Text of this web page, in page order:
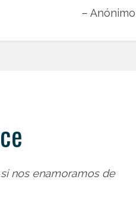
– Anónimo
nos enamoramos de